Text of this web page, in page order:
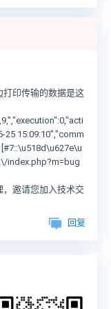
打印传输的数据是这
25 15:09:10","comm
index.php?m=bug
邀请您加入技术交
回复